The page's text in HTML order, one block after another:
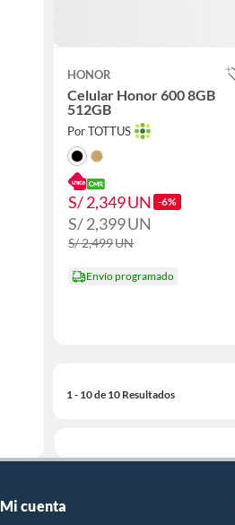
HONOR
Celular Honor 600 8GB
512GB
Por TOTTUS
S/ 2,349UN -6%
S/ 2,399UN
S/ 2,499UN
Envío programado
1 - 10 de 10 Resultados
Mi cuenta